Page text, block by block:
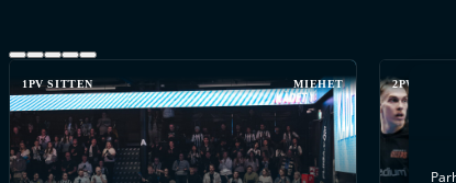
1PV SITTEN MIEHET 2PV